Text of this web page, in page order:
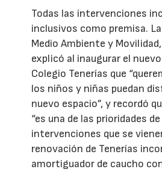
Todas las intervenciones
inclusivos como premisa.
Medio Ambiente y
explicó al inaugurar el
Colegio Tenerías que
los niños y niñas puedan
nuevo espacio”, y recordó
“es una de las prioridades
intervenciones que se
renovación de Tenerías
amortiguador de caucho